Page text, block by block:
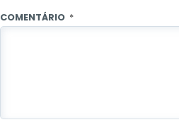
COMENTÁRIO *